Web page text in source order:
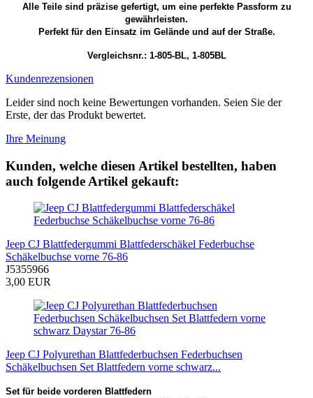
Alle Teile sind präzise gefertigt, um eine perfekte Passform zu
gewährleisten.
Perfekt für den Einsatz im Gelände und auf der Straße.
Vergleichsnr.: 1-805-BL, 1-805BL
Kundenrezensionen
Leider sind noch keine Bewertungen vorhanden. Seien Sie der
Erste, der das Produkt bewertet.
Ihre Meinung
Kunden, welche diesen Artikel bestellten, haben
auch folgende Artikel gekauft:
Jeep CJ Blattfedergummi Blattfederschäkel Federbuchse
Schäkelbuchse vorne 76-86
J5355966
3,00 EUR
Jeep CJ Polyurethan Blattfederbuchsen Federbuchsen
Schäkelbuchsen Set Blattfedern vorne schwarz...
Set für beide vorderen Blattfedern